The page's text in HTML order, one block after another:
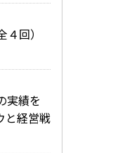
回）
実績を
と経営戦